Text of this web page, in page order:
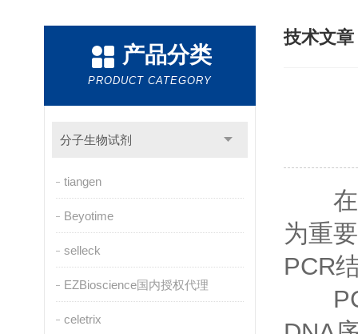
产品分类
PRODUCT CATEGORY
分子生物试剂
tiangen
Beyotime
selleck
EZBioscience国内授权代理
celetrix
技术文章
在分
为重
PCR